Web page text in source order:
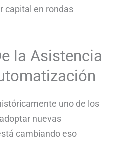
capital en rondas
la Asistencia
uno de los
nuevas
cambiando eso